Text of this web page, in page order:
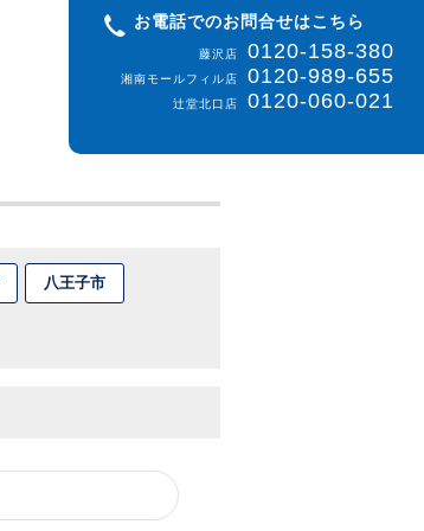
お電話でのお問合せはこちら
藤沢店 0120-158-380
湘南モールフィル店 0120-989-655
辻堂北口店 0120-060-021
八王子市